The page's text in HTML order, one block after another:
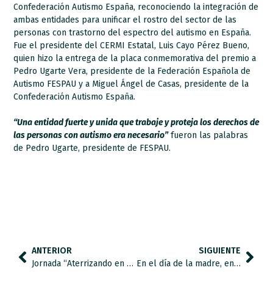
Confederación Autismo España, reconociendo la integración de
ambas entidades para unificar el rostro del sector de las
personas con trastorno del espectro del autismo en España.
Fue el presidente del CERMI Estatal, Luis Cayo Pérez Bueno,
quien hizo la entrega de la placa conmemorativa del premio a
Pedro Ugarte Vera, presidente de la Federación Española de
Autismo FESPAU y a Miguel Ángel de Casas, presidente de la
Confederación Autismo España.
“Una entidad fuerte y unida que trabaje y proteja los derechos de
las personas con autismo era necesario” fueron las palabras
de Pedro Ugarte, presidente de FESPAU.
ANTERIOR
Jornada “Aterrizando en el Trastorno del Espectro del Autismo”
SIGUIENTE
En el día de la madre, entrevistamos a Nuria: “Yo no sabía lo que era de verdad querer a alguien hasta que he sido madre”